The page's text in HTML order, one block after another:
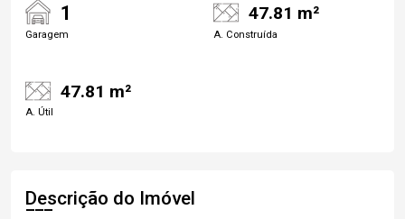
1
Garagem
47.81 m²
A. Construída
47.81 m²
A. Útil
Descrição do Imóvel